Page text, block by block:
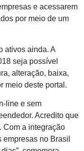
e acessarem
por meio de um
ativos ainda. A
seja possível
alteração, baixa,
meio deste portal.
line e sem
Acredito que
Com a integração
no Brasil